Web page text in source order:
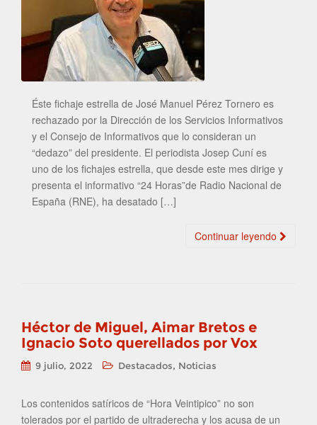
Éste fichaje estrella de José Manuel Pérez Tornero es
rechazado por la Dirección de los Servicios Informativos
y el Consejo de Informativos que lo consideran un
“dedazo” del presidente. El periodista Josep Cuní es
uno de los fichajes estrella, que desde este mes dirige y
presenta el informativo “24 Horas”de Radio Nacional de
España (RNE), ha desatado […]
Continuar leyendo
Héctor de Miguel, Aimar Bretos e
Ignacio Soto querellados por Vox
9 julio, 2022 Destacados, Noticias
Los contenidos satíricos de “Hora Veintipico” no son
tolerados por el partido de ultraderecha y los acusa de un